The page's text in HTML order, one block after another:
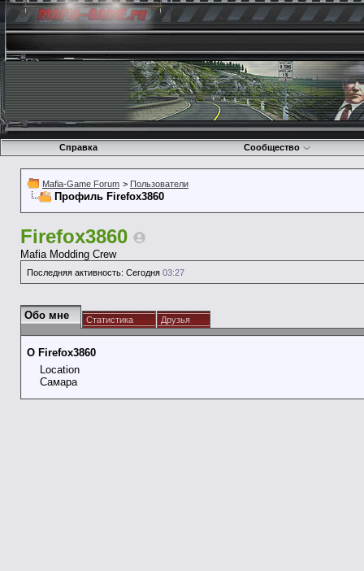
Справка Сообщество
Mafia-Game Forum > Пользователи
Профиль Firefox3860
Firefox3860
Mafia Modding Crew
Последняя активность: Сегодня 03:27
Обо мне Статистика Друзья
О Firefox3860
Location
Самара